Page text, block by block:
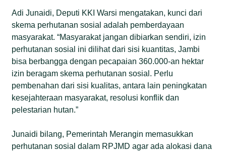
Adi Junaidi, Deputi KKI Warsi mengatakan, kunci dari
skema perhutanan sosial adalah pemberdayaan
masyarakat. “Masyarakat jangan dibiarkan sendiri, izin
perhutanan sosial ini dilihat dari sisi kuantitas, Jambi
bisa berbangga dengan pecapaian 360.000-an hektar
izin beragam skema perhutanan sosial. Perlu
pembenahan dari sisi kualitas, antara lain peningkatan
kesejahteraan masyarakat, resolusi konflik dan
pelestarian hutan.”
Junaidi bilang, Pemerintah Merangin memasukkan
perhutanan sosial dalam RPJMD agar ada alokasi dana